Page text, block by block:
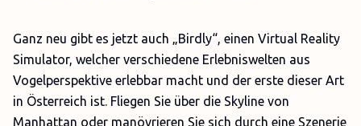
Ganz neu gibt es jetzt auch „Birdly“, einen Virtual Reality
Simulator, welcher verschiedene Erlebniswelten aus
Vogelperspektive erlebbar macht und der erste dieser Art
in Österreich ist. Fliegen Sie über die Skyline von
Manhattan oder manövrieren Sie sich durch eine Szenerie